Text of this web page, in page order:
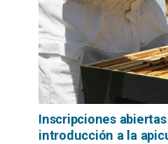
Inscripciones
introducción a la